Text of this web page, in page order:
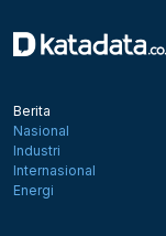
Berita
Nasional
Industri
Internasional
Energi